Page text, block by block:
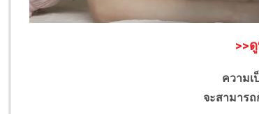
>>
ความเ
จะสามาร